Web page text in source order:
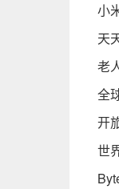
小
天
老
全
开
世